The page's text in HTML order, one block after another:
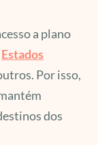
a plano
Estados
Por isso,
dos